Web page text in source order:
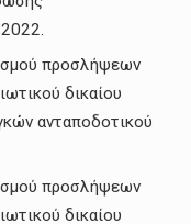
προσλήψεων
δικαίου
ανταποδοτικού
προσλήψεων
δικαίου